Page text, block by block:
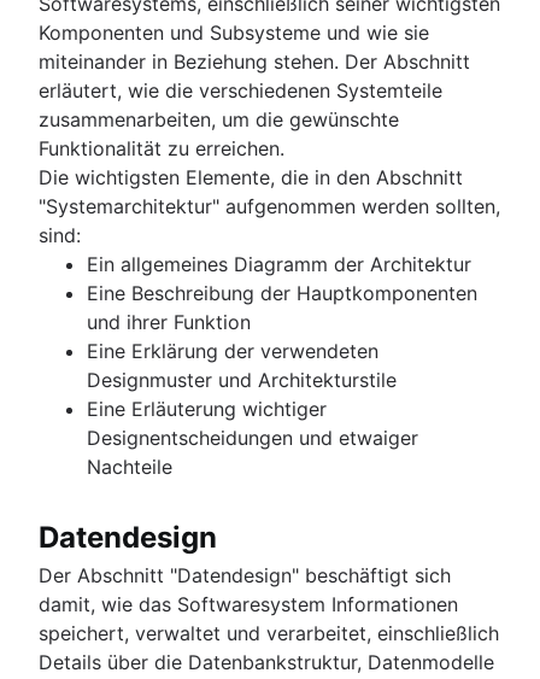
Komponenten und Subsysteme und wie sie
miteinander in Beziehung stehen. Der Abschnitt
erläutert, wie die verschiedenen Systemteile
zusammenarbeiten, um die gewünschte
Funktionalität zu erreichen.
Die wichtigsten Elemente, die in den Abschnitt
"Systemarchitektur" aufgenommen werden sollten,
sind:
Ein allgemeines Diagramm der Architektur
Eine Beschreibung der Hauptkomponenten
und ihrer Funktion
Eine Erklärung der verwendeten
Designmuster und Architekturstile
Eine Erläuterung wichtiger
Designentscheidungen und etwaiger
Nachteile
Datendesign
Der Abschnitt "Datendesign" beschäftigt sich
damit, wie das Softwaresystem Informationen
speichert, verwaltet und verarbeitet, einschließlich
Details über die Datenbankstruktur, Datenmodelle